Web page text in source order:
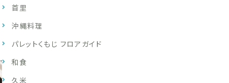
首里
沖縄料理
パレットくもじ フロアガイド
和食
久米